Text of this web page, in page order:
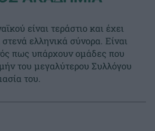
είναι τεράστιο και έχει
ελληνικά σύνορα. Είναι
πως υπάρχουν ομάδες που
του μεγαλύτερου Συλλόγου
του.